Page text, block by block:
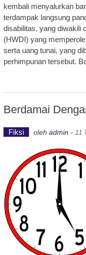
kembali menyalurkan
terdampak langsung
disabilitas, yang diwakili
(HWDI) yang
serta uang tunai, yang
perhimpunan tersebut.
Berdamai
Fiksi oleh admin - 11